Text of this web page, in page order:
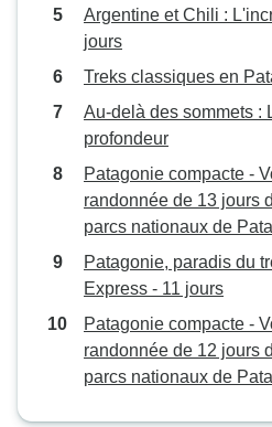
Argentine et Chili :
jours
Treks classiques en
Au-delà des sommets :
profondeur
Patagonie compacte -
randonnée de 13 jours
parcs nationaux de
Patagonie, paradis du
Express - 11 jours
Patagonie compacte -
randonnée de 12 jours
parcs nationaux de